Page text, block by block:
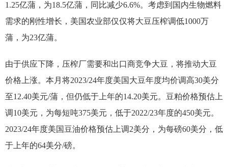
1.25亿蒲，为18.5亿蒲，同比减少6.6%。考虑到国内生物燃料
需求的刚性增长，美国农业部仅仅将大豆压榨调低1000万
蒲，为23亿蒲。
由于供应下降，压榨厂需要和出口商竞争大豆，将推动大豆
价格上涨。本月将2023/24年度美国大豆年度均价调高30美分
至12.40美元/蒲，但仍低于上年的14.20美元。豆粕价格预估上
调10美元，为每短吨375美元，低于2022/23年度的450美元。
2023/24年度美国豆油价格预估上调2美分，为每磅60美分，低
于上年的64美分/磅。